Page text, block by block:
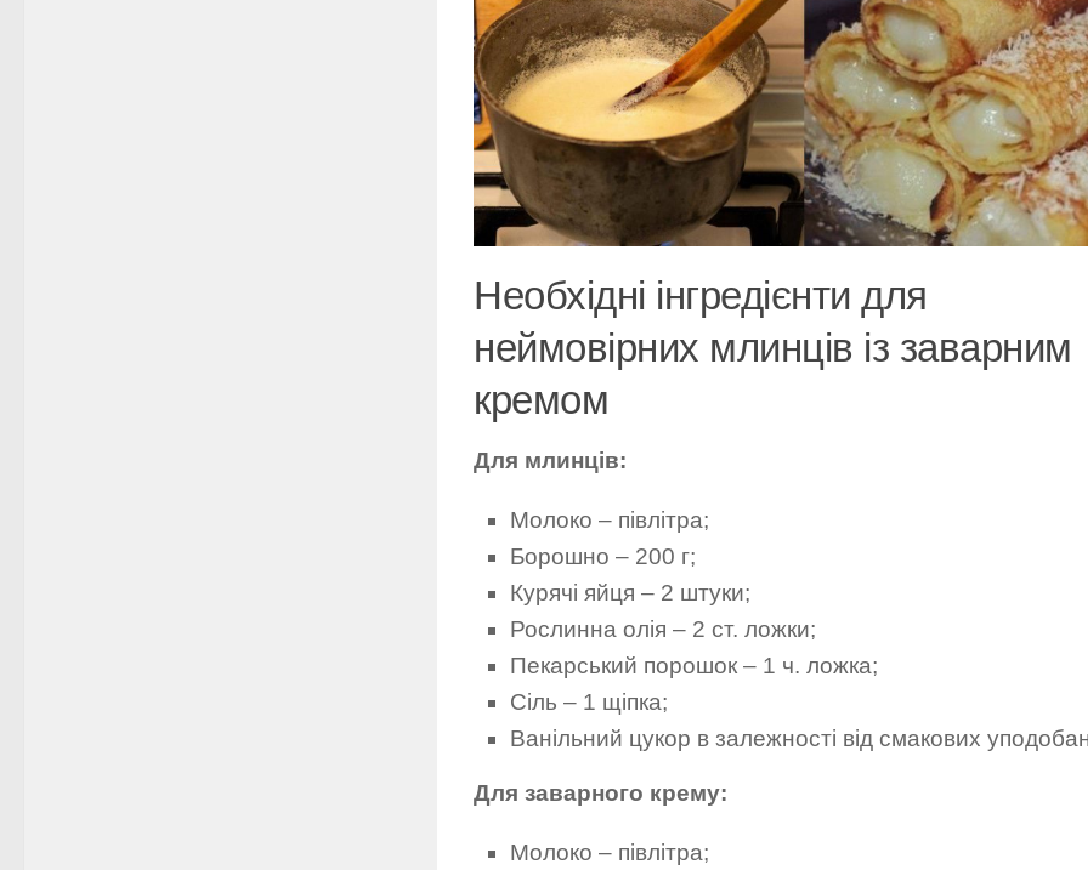
Необхідні інгредієнти для
неймовірних млинців із заварним
кремом
Для млинців:
Молоко – півлітра;
Борошно – 200 г;
Курячі яйця – 2 штуки;
Рослинна олія – ​​2 ст. ложки;
Пекарський порошок – 1 ч. ложка;
Сіль – 1 щіпка;
Ванільний цукор в залежності від смакових
Для заварного крему:
Молоко – півлітра;